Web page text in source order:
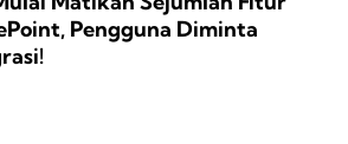
Pengguna Diminta